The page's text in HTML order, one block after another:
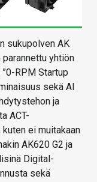
sukupolven AK
yhtiön
RPM Startup
sekä AI
ja
ACT-
ei muitakaan
AK620 G2 ja
Digital-
sekä